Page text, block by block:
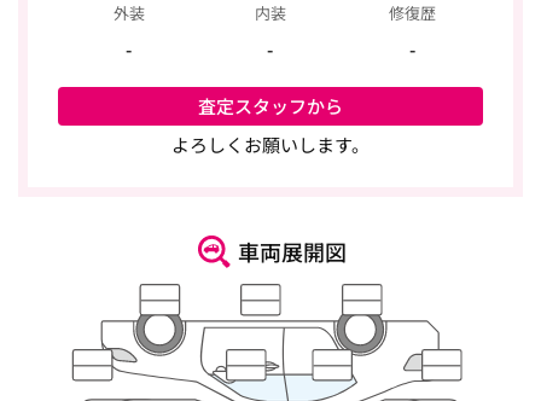
外装
-
内装
-
修復歴
-
査定スタッフから
よろしくお願いします。
車両展開図